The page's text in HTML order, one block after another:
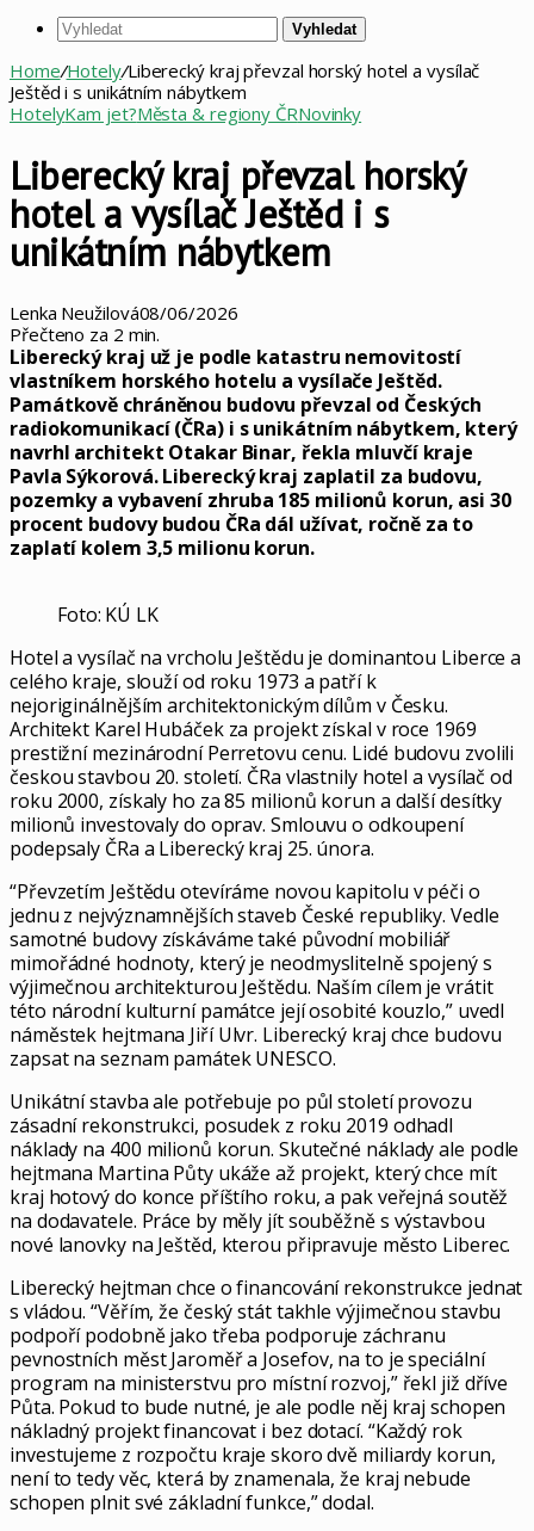
Vyhledat
Home/Hotely/Liberecký kraj převzal horský hotel a vysílač
Ještěd i s unikátním nábytkem
HotelyKam jet?Města & regiony ČRNovinky
Liberecký kraj převzal horský
hotel a vysílač Ještěd i s
unikátním nábytkem
Lenka Neužilová08/06/2026
Přečteno za 2 min.
Liberecký kraj už je podle katastru nemovitostí
vlastníkem horského hotelu a vysílače Ještěd.
Památkově chráněnou budovu převzal od Českých
radiokomunikací (ČRa) i s unikátním nábytkem, který
navrhl architekt Otakar Binar, řekla mluvčí kraje
Pavla Sýkorová. Liberecký kraj zaplatil za budovu,
pozemky a vybavení zhruba 185 milionů korun, asi 30
procent budovy budou ČRa dál užívat, ročně za to
zaplatí kolem 3,5 milionu korun.
Foto: KÚ LK
Hotel a vysílač na vrcholu Ještědu je dominantou Liberce a
celého kraje, slouží od roku 1973 a patří k
nejoriginálnějším architektonickým dílům v Česku.
Architekt Karel Hubáček za projekt získal v roce 1969
prestižní mezinárodní Perretovu cenu. Lidé budovu zvolili
českou stavbou 20. století. ČRa vlastnily hotel a vysílač od
roku 2000, získaly ho za 85 milionů korun a další desítky
milionů investovaly do oprav. Smlouvu o odkoupení
podepsaly ČRa a Liberecký kraj 25. února.
“Převzetím Ještědu otevíráme novou kapitolu v péči o
jednu z nejvýznamnějších staveb České republiky. Vedle
samotné budovy získáváme také původní mobiliář
mimořádné hodnoty, který je neodmyslitelně spojený s
výjimečnou architekturou Ještědu. Naším cílem je vrátit
této národní kulturní památce její osobité kouzlo,” uvedl
náměstek hejtmana Jiří Ulvr. Liberecký kraj chce budovu
zapsat na seznam památek UNESCO.
Unikátní stavba ale potřebuje po půl století provozu
zásadní rekonstrukci, posudek z roku 2019 odhadl
náklady na 400 milionů korun. Skutečné náklady ale podle
hejtmana Martina Půty ukáže až projekt, který chce mít
kraj hotový do konce příštího roku, a pak veřejná soutěž
na dodavatele. Práce by měly jít souběžně s výstavbou
nové lanovky na Ještěd, kterou připravuje město Liberec.
Liberecký hejtman chce o financování rekonstrukce jednat
s vládou. “Věřím, že český stát takhle výjimečnou stavbu
podpoří podobně jako třeba podporuje záchranu
pevnostních měst Jaroměř a Josefov, na to je speciální
program na ministerstvu pro místní rozvoj,” řekl již dříve
Půta. Pokud to bude nutné, je ale podle něj kraj schopen
nákladný projekt financovat i bez dotací. “Každý rok
investujeme z rozpočtu kraje skoro dvě miliardy korun,
není to tedy věc, která by znamenala, že kraj nebude
schopen plnit své základní funkce,” dodal.